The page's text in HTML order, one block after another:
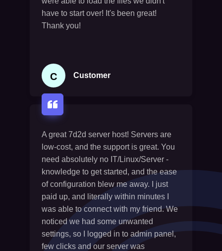
have to start over! It's been great!
Thank you!
C Customer
A great 7d2d server host! Servers are
low-cost, and the support is great. You
need absolutely no IT/Linux/Server -
knowledge to get started, and the ease
of configuration blew me away. I just
paid up, and literally within minutes I
was able to connect with my friend. We
noticed we had some unwanted
settings, so I logged in to admin panel,
few clicks and our server was